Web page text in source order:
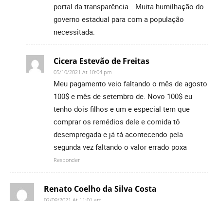
portal da transparência… Muita humilhação do
governo estadual para com a população
necessitada.
Cicera Estevão de Freitas
05/10/2021 At 10:04 pm
Meu pagamento veio faltando o mês de agosto
100$ e mês de setembro de. Novo 100$ eu
tenho dois filhos e um e especial tem que
comprar os remédios dele e comida tô
desempregada e já tá acontecendo pela
segunda vez faltando o valor errado poxa
Responder
Renato Coelho da Silva Costa